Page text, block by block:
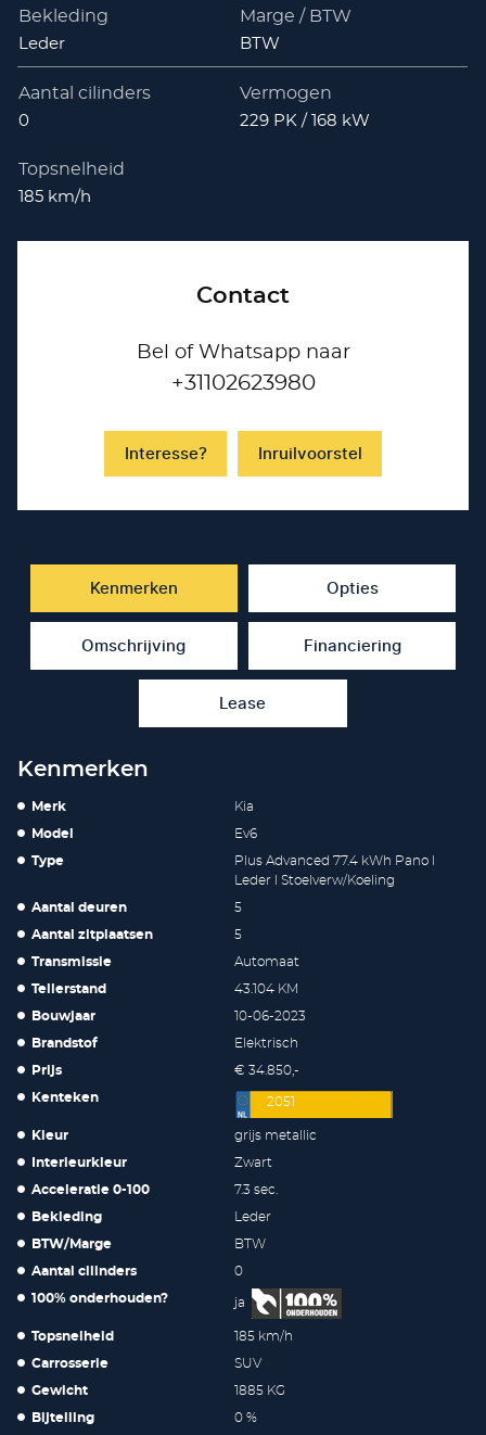
Bekleding
Leder
Marge / BTW
BTW
Aantal cilinders
0
Vermogen
229 PK / 168 kW
Topsnelheid
185 km/h
Contact
Bel of Whatsapp naar
+31102623980
Interesse? Inruilvoorstel
Kenmerken Opties
Omschrijving Financiering
Lease
Kenmerken
Merk Kia
Model Ev6
Type
Plus Advanced 77.4 kWh Pano l
Leder l Stoelverw/Koeling
Aantal deuren 5
Aantal zitplaatsen 5
Transmissie Automaat
Tellerstand 43.104 KM
Bouwjaar 10-06-2023
Brandstof Elektrisch
Prijs € 34.850,-
Kenteken 2051
Kleur grijs metallic
Interieurkleur Zwart
Acceleratie 0-100 7.3 sec.
Bekleding Leder
BTW/Marge BTW
Aantal cilinders 0
100% onderhouden? ja
Topsnelheid 185 km/h
Carrosserie SUV
Gewicht 1885 KG
Bijtelling 0 %